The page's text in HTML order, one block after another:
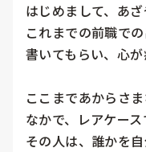
はじめまして、あざ
これまでの前職で
書いてもらい、心が
ここまであからさ
なかで、レアケー
その人は、誰かを